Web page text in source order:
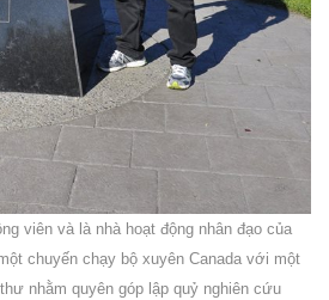
viên và là nhà hoạt động nhân đạo của
chuyến chạy bộ xuyên Canada với một
nhằm quyên góp lập quỷ nghiên cứu